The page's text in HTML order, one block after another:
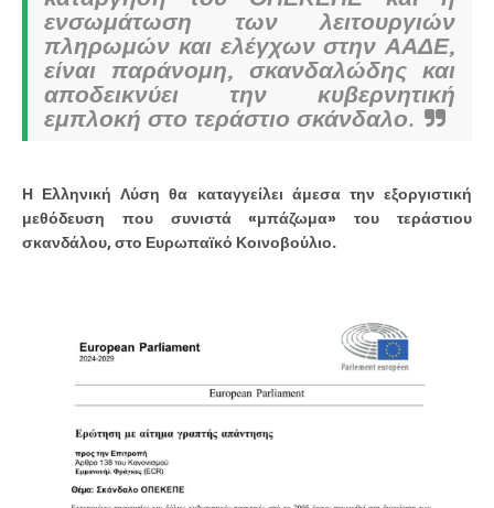
ενσωμάτωση των λειτουργιών
πληρωμών και ελέγχων στην ΑΑΔΕ,
είναι παράνομη, σκανδαλώδης και
αποδεικνύει την κυβερνητική
εμπλοκή στο τεράστιο σκάνδαλο.
Η Ελληνική Λύση θα καταγγείλει άμεσα την εξοργιστική
μεθόδευση που συνιστά «μπάζωμα» του τεράστιου
σκανδάλου, στο Ευρωπαϊκό Κοινοβούλιο.